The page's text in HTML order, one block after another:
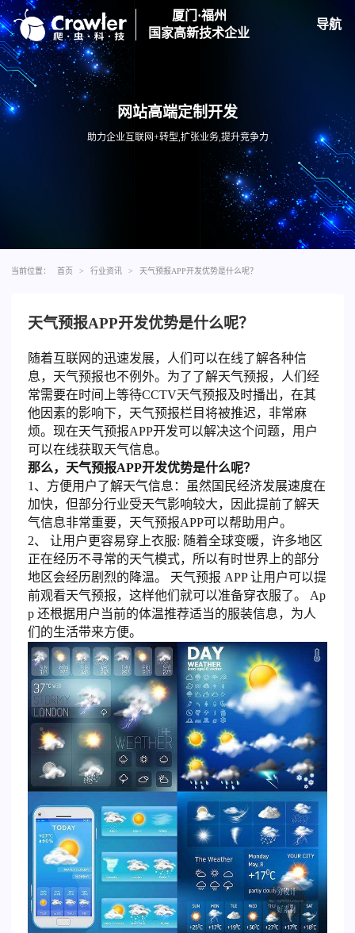
厦门·福州
国家高新技术企业
导航
网站高端定制开发
助力企业互联网+转型,扩张业务,提升竞争力
当前位置： 首页 > 行业资讯 > 天气预报APP开发优势是什么呢？
天气预报APP开发优势是什么呢？
随着互联网的迅速发展，人们可以在线了解各种信
息，天气预报也不例外。为了了解天气预报，人们经
常需要在时间上等待CCTV天气预报及时播出，在其
他因素的影响下，天气预报栏目将被推迟，非常麻
烦。现在天气预报APP开发可以解决这个问题，用户
可以在线获取天气信息。
那么，天气预报APP开发优势是什么呢？
1、方便用户了解天气信息：虽然国民经济发展速度在
加快，但部分行业受天气影响较大，因此提前了解天
气信息非常重要，天气预报APP可以帮助用户。
2、 让用户更容易穿上衣服: 随着全球变暖，许多地区
正在经历不寻常的天气模式，所以有时世界上的部分
地区会经历剧烈的降温。 天气预报 APP 让用户可以提
前观看天气预报，这样他们就可以准备穿衣服了。 Ap
p 还根据用户当前的体温推荐适当的服装信息，为人
们的生活带来方便。